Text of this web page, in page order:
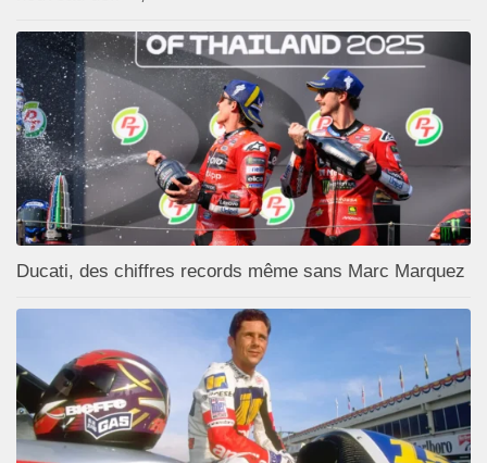
Ducati, des chiffres records même sans Marc Marquez